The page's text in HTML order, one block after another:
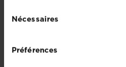
duNécessaires
Préférences